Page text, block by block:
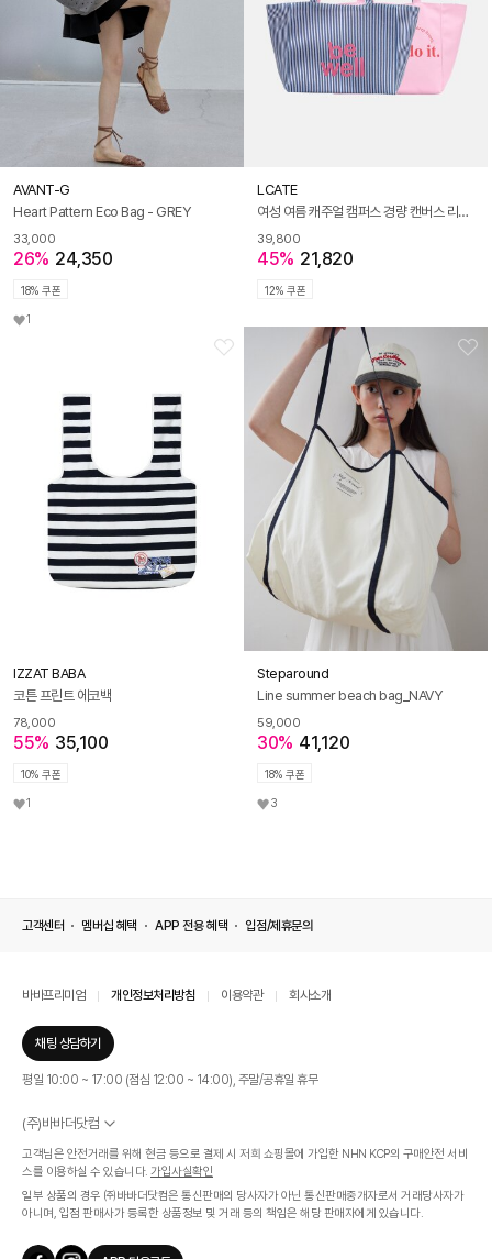
AVANT-G
Heart Pattern Eco Bag - GREY
33,000
26% 24,350
18% 쿠폰
1
LCATE
여성 여름 캐주얼 캠퍼스 경량 캔버스 리버시블 양면 숄더백 가방 LJNNB004
39,800
45% 21,820
12% 쿠폰
IZZAT BABA
코튼 프린트 에코백
78,000
55% 35,100
10% 쿠폰
1
Steparound
Line summer beach bag_NAVY
59,000
30% 41,120
18% 쿠폰
3
고객센터 멤버십 혜택 APP 전용 혜택 입점/제휴문의
바바프리미엄 개인정보처리방침 이용약관 회사소개
채팅 상담하기
평일 10:00 ~ 17:00 (점심 12:00 ~ 14:00), 주말/공휴일 휴무
(주)바바더닷컴
서울특별시 서초구 신반포로 339, 논현빌딩 (대표이사 : 문인식)
사업자 등록번호 569-86-01308
통신판매업신고번호 제 2019 - 서울 서초 - 1268호
개인정보관리책임자 : 김효영
인증범위 온라인 쇼핑몰 서비스(바바더닷컴)
고객님은 안전거래를 위해 현금 등으로 결제 시 저희 쇼핑몰에 가입한 NHN KCP의 구매안전 서비
스를 이용하실 수 있습니다. 가입사실확인
일부 상품의 경우 ㈜바바더닷컴은 통신판매의 당사자가 아닌 통신판매중개자로서 거래당사자가
아니며, 입점 판매사가 등록한 상품정보 및 거래 등의 책임은 해당 판매자에게 있습니다.